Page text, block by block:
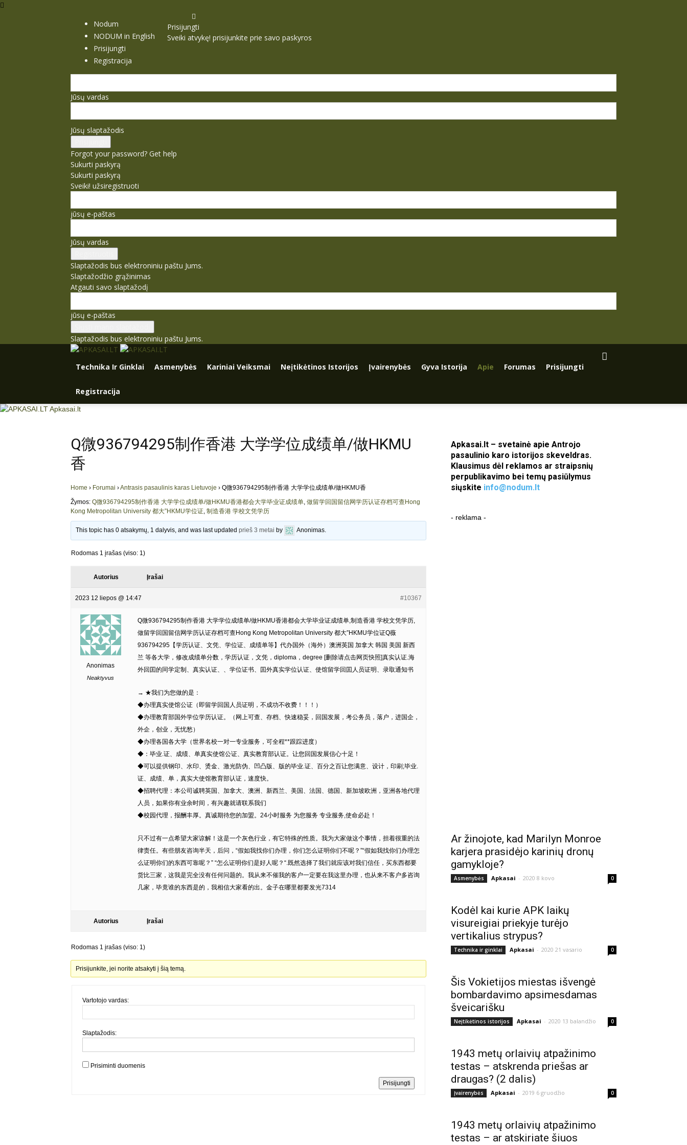
Nodum
NODUM in English
Prisijungti
Registracija
Prisijungti
Sveiki atvykę! prisijunkite prie savo paskyros
Jūsų vardas
Jūsų slaptažodis
Forgot your password? Get help
Sukurti paskyrą
Sukurti paskyrą
Sveiki! užsiregistruoti
jūsų e-paštas
Jūsų vardas
Slaptažodis bus elektroniniu paštu Jums.
Slaptažodžio grąžinimas
Atgauti savo slaptažodį
jūsų e-paštas
Slaptažodis bus elektroniniu paštu Jums.
Technika Ir Ginklai Asmenybės Kariniai Veiksmai Neįtikėtinos Istorijos Įvairenybės Gyva Istorija Apie Forumas Prisijungti
Registracija
Apkasai.lt
Q微936794295制作香港 大学学位成绩单/做HKMU
香
Home › Forumai ›Antrasis pasaulinis karas Lietuvoje › Q微936794295制作香港 大学学位成绩单/做HKMU香
Žymos: Q微936794295制作香港 大学学位成绩单/做HKMU香港都会大学毕业证成绩单, 做留学回国留信网学历认证存档可查Hong
Kong Metropolitan University 都大”HKMU学位证, 制造香港 学校文凭学历
This topic has 0 atsakymų, 1 dalyvis, and was last updatedprieš 3 metai by Anonimas.
Rodomas 1 įrašas (viso: 1)
Autorius Įrašai
2023 12 liepos @ 14:47 #10367
Anonimas
Neaktyvus
Q微936794295制作香港 大学学位成绩单/做HKMU香港都会大学毕业证成绩单,制造香港 学校文凭学历,
做留学回国留信网学历认证存档可查Hong Kong Metropolitan University 都大”HKMU学位证Q薇
936794295【学历认证、文凭、学位证、成绩单等】代办国外（海外）澳洲英国 加拿大 韩国 美国 新西
兰 等各大学，修改成绩单分数，学历认证，文凭，diploma，degree [删除请点击网页快照]真实认证.海
外回囯的同学定制、真实认证、、学位证书、囯外真实学位认证、使馆留学回囯人员证明、录取通知书
→ ★我们为您做的是：
◆办理真实使馆公证（即留学回国人员证明，不成功不收费！！！）
◆办理教育部国外学位学历认证。（网上可查、存档、快速稳妥，回国发展，考公务员，落户，进国企，
外企，创业，无忧愁）
◆办理各国各大学（世界名校一对一专业服务，可全程**跟踪进度）
◆：毕业.证、成绩、单真实使馆公证、真实教育部认证。让您回国发展信心十足！
◆可以提供钢印、水印、烫金、激光防伪、凹凸版、版的毕业.证、百分之百让您满意、设计，印刷;毕业.
证、成绩、单，真实大使馆教育部认证，速度快。
◆招聘代理：本公司诚聘英国、加拿大、澳洲、新西兰、美国、法国、德国、新加坡欧洲，亚洲各地代理
人员，如果你有业余时间，有兴趣就请联系我们
◆校园代理，报酬丰厚。真诚期待您的加盟。24小时服务 为您服务 专业服务,使命必赴！
只不过有一点希望大家谅解！这是一个灰色行业，有它特殊的性质。我为大家做这个事情，担着很重的法
律责任。有些朋友咨询半天，后问，“假如我找你们办理，你们怎么证明你们不呢？”“假如我找你们办理怎
么证明你们的东西可靠呢？” “怎么证明你们是好人呢？“.既然选择了我们就应该对我们信任，买东西都要
货比三家，这我是完全没有任何问题的。我从来不催我的客户一定要在我这里办理，也从来不客户多咨询
几家，毕竟谁的东西是的，我相信大家看的出。金子在哪里都要发光7314
Autorius Įrašai
Rodomas 1 įrašas (viso: 1)
Prisijunkite, jei norite atsakyti į šią temą.
Vartotojo vardas:
Slaptažodis:
Prisiminti duomenis
Prisijungti
Apkasai.lt – svetainė apie Antrojo
pasaulinio karo istorijos skeveldras.
Klausimus dėl reklamos ar straipsnių
perpublikavimo bei temų pasiūlymus
siųskite info@nodum.lt
- reklama -
Ar žinojote, kad Marilyn Monroe
karjera prasidėjo karinių dronų
gamykloje?
Asmenybės Apkasai - 2020 8 kovo 0
Kodėl kai kurie APK laikų
visureigiai priekyje turėjo
vertikalius strypus?
Technika ir ginklai Apkasai - 2020 21 vasario 0
Šis Vokietijos miestas išvengė
bombardavimo apsimesdamas
šveicarišku
Neįtikėtinos istorijos Apkasai - 2020 13 balandžio 0
1943 metų orlaivių atpažinimo
testas – atskrenda priešas ar
draugas? (2 dalis)
Įvairenybės Apkasai - 2019 6 gruodžio 0
1943 metų orlaivių atpažinimo
testas – ar atskiriate šiuos